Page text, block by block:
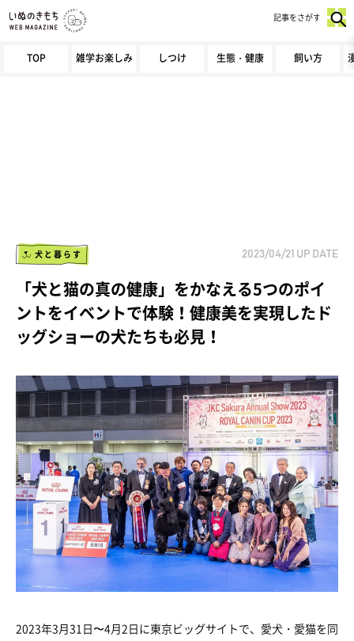
TOP 雑学お楽しみ しつけ 生態・健康 飼い方
記事をさがす
犬と暮らす 2023/04/21 UP DATE
「犬と猫の真の健康」をかなえる5つのポイ
ントをイベントで体験！健康美を実現したド
ッグショーの犬たちも必見！
2023年3月31日〜4月2日に東京ビッグサイトで、愛犬・愛猫を同